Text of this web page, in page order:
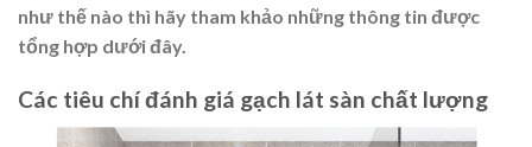
như thế nào thì hãy tham khảo những thông tin được
tổng hợp dưới đây.
Các tiêu chí đánh giá gạch lát sàn chất lượng